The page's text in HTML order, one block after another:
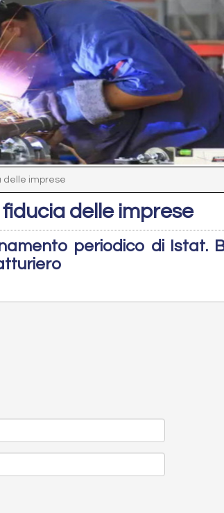
delle imprese
delle imprese
periodico di Istat.